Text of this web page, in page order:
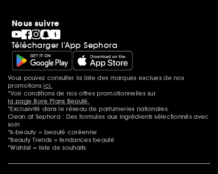
Nous suivre
Télécharger l’App Sephora
Mentions additionnelles
Vous pouvez consulter la liste des marques exclues de nos
promotionsici.
*Voir conditions de nos offres promotionnelles sur
la page Bons Plans Beauté.
*Exclusivité dans le réseau de parfumeries nationales.
Clean at Sephora : Des formules aux ingrédients sélectionnés avec
soin
*k-beauty = beauté coréenne
*Beauty Trends = tendances beauté
*Wishlist = liste de souhaits